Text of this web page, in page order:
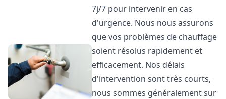
7j/7 pour intervenir en cas
d'urgence. Nous nous assurons
que vos problèmes de chauffage
soient résolus rapidement et
efficacement. Nos délais
d'intervention sont très courts,
nous sommes généralement sur